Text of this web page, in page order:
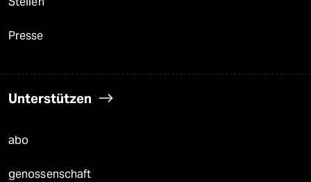
Presse
Unterstützen
abo
genossenschaft